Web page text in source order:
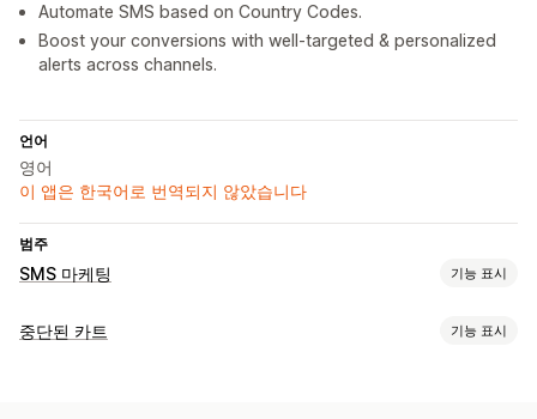
Automate SMS based on Country Codes.
Boost your conversions with well-targeted & personalized
alerts across channels.
언어
영어
이 앱은 한국어로 번역되지 않았습니다
범주
SMS 마케팅 기능 표시
캠페인 관리
중단된 카트 기능 표시